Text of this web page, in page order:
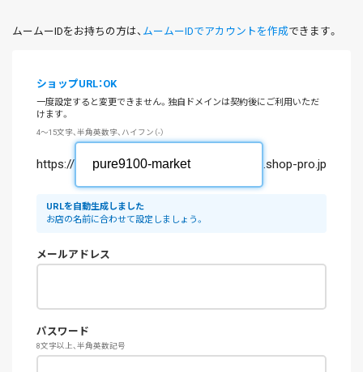
ムームーIDをお持ちの方は、 ムームーIDでアカウントを作成できます。
ショップURL：OK
一度設定すると変更できません。独自ドメインは契約後にご利用いただ
けます。
4～15文字、半角英数字、ハイフン（-）
https:// .shop-pro.jp
URLを自動生成しました
お店の名前に合わせて設定しましょう。
メールアドレス
パスワード
8文字以上、半角英数記号